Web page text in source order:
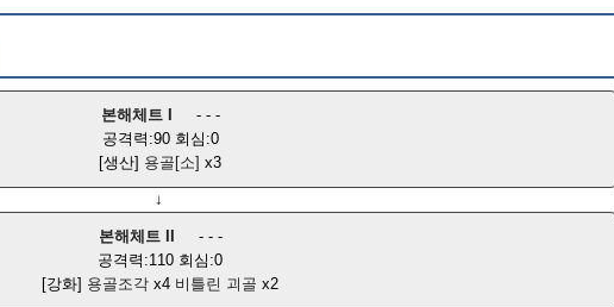
본해체트 I
- - -
공격력:90 회심:0
[생산] 용골[소] x3
↓
본해체트 II
- - -
공격력:110 회심:0
[강화] 용골조각 x4 비틀린 괴골 x2